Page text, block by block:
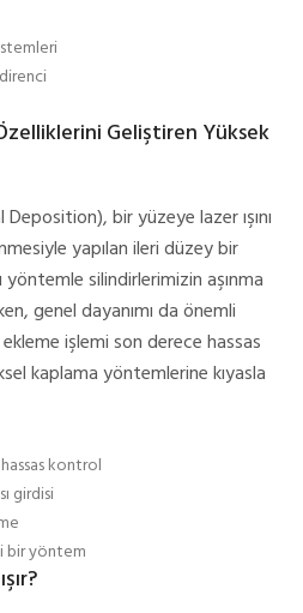
Geliştiren Yüksek
bir yüzeye lazer ışını
yapılan ileri düzey bir
silindirlerimizin aşınma
genel dayanımı da önemli
işlemi son derece hassas
kaplama yöntemlerine kıyasla
kontrol
girdisi
bir yöntem